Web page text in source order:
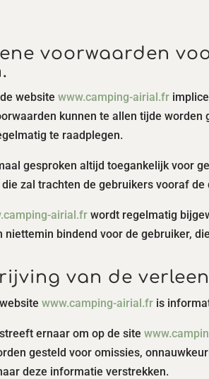
voorwaarden
websitewww.camping-airial.fr
kunnen te allen tijde
te raadplegen.
gesproken altijd toegankelijk voor
die zal trachten de gebruikers vooraf
airial.fr wordt regelmatig
niettemin bindend voor de gebruiker,
van de
www.camping-airial.fr is
streeft ernaar om op de site
gesteld voor omissies,
deze informatie verstrekken.